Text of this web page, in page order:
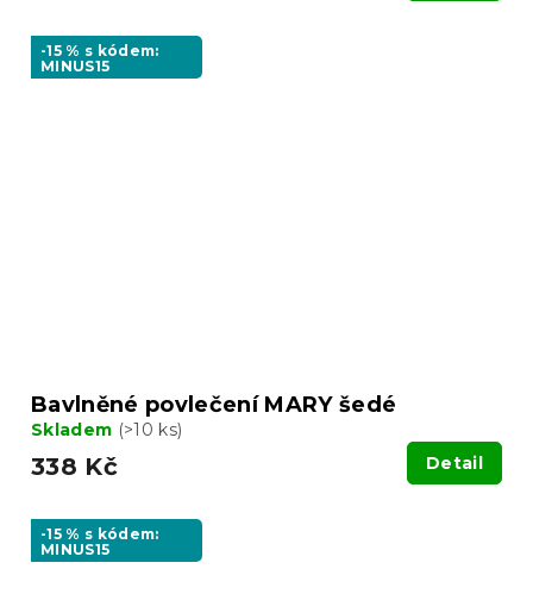
-15 % s kódem:
MINUS15
Bavlněné povlečení MARY šedé
Skladem (>10 ks)
338 Kč Detail
-15 % s kódem:
MINUS15